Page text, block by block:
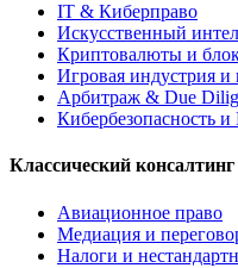
IT & Киберправо
Искусственный
Криптовалюты и
Игровая индустрия и
Арбитраж & Due
Кибербезопасность
Классический консалтинг
Авиационное право
Медиация и
Налоги и